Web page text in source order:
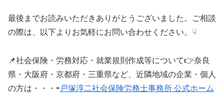
最後までお読みいただきありがとうございました。ご相談
の際は、以下よりお気軽にお問い合わせください。☟
📌社会保険・労務対応・就業規則作成等について👉奈良
県・大阪府・京都府・三重県など、近隣地域の企業・個人
の方は・・・⇨戸塚淳二社会保険労務士事務所 公式ホーム